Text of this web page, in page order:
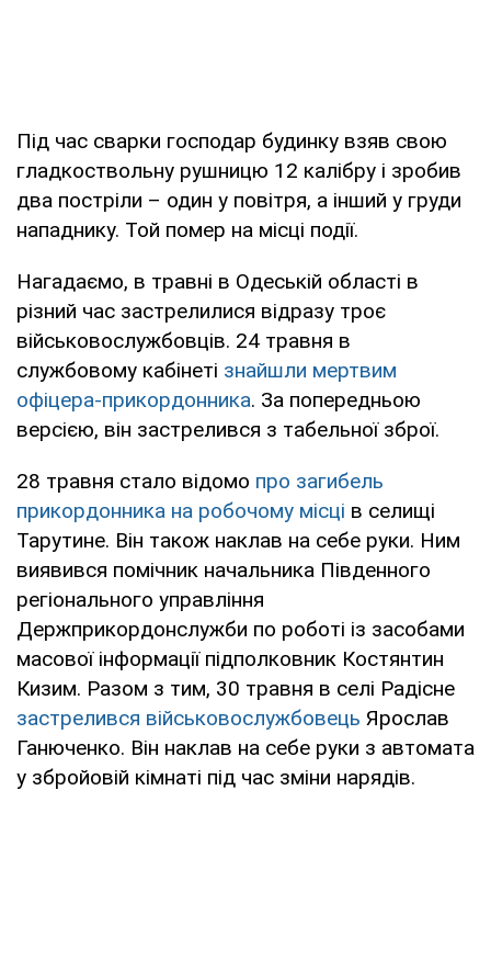
Під час сварки господар будинку взяв свою
гладкоствольну рушницю 12 калібру і зробив
два постріли – один у повітря, а інший у груди
нападнику. Той помер на місці події.
Нагадаємо, в травні в Одеській області в
різний час застрелилися відразу троє
військовослужбовців. 24 травня в
службовому кабінеті знайшли мертвим
офіцера-прикордонника. За попередньою
версією, він застрелився з табельної зброї.
28 травня стало відомо про загибель
прикордонника на робочому місці в селищі
Тарутине. Він також наклав на себе руки. Ним
виявився помічник начальника Південного
регіонального управління
Держприкордонслужби по роботі із засобами
масової інформації підполковник Костянтин
Кизим. Разом з тим, 30 травня в селі Радісне
застрелився військовослужбовець Ярослав
Ганюченко. Він наклав на себе руки з автомата
у збройовій кімнаті під час зміни нарядів.